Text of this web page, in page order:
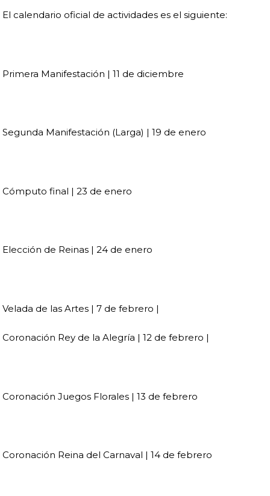
El calendario oficial de actividades es el siguiente:
Primera Manifestación | 11 de diciembre
Segunda Manifestación (Larga) | 19 de enero
Cómputo final | 23 de enero
Elección de Reinas | 24 de enero
Velada de las Artes | 7 de febrero |
Coronación Rey de la Alegría | 12 de febrero |
Coronación Juegos Florales | 13 de febrero
Coronación Reina del Carnaval | 14 de febrero